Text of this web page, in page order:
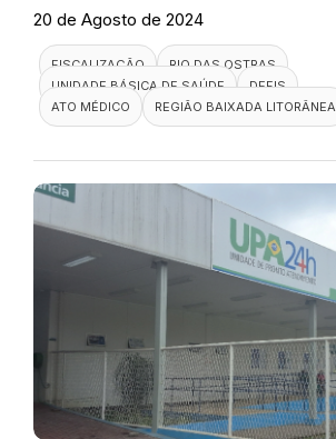
20 de Agosto de 2024
FISCALIZAÇÃO
RIO DAS OSTRAS
UNIDADE BÁSICA DE SAÚDE
DEFIS
ATO MÉDICO
REGIÃO BAIXADA LITORÂNEA